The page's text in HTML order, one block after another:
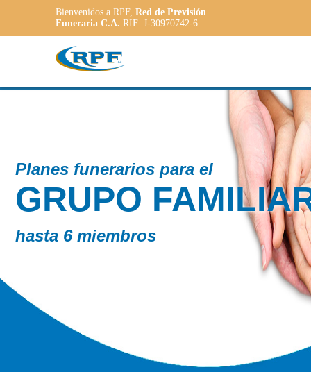
Bienvenidos a RPF, Red de Previsión
Funeraria C.A. RIF: J-30970742-6
Contamos con
a las